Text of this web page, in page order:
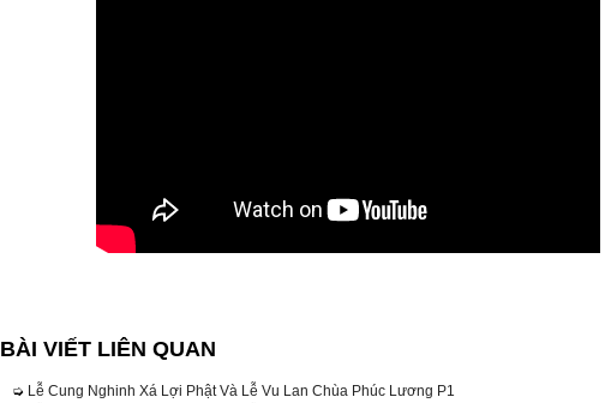
BÀI VIẾT LIÊN QUAN
➭ Lễ Cung Nghinh Xá Lợi Phật Và Lễ Vu Lan Chùa Phúc Lương P1